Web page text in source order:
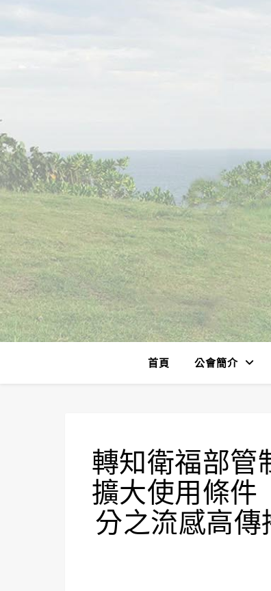
首頁 公會簡介
轉知衛福部管
擴大使用條件
分之流感高傳